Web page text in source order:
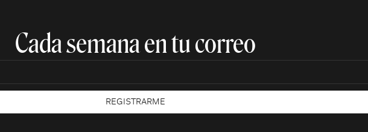
Cada semana en tu correo​
REGISTRARME